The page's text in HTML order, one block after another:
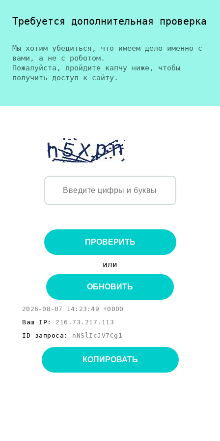
Требуется дополнительная проверка
Мы хотим убедиться, что имеем дело именно с
вами, а не с роботом.
Пожалуйста, пройдите капчу ниже, чтобы
получить доступ к сайту.
ПРОВЕРИТЬ
или
ОБНОВИТЬ
2026-08-07 14:23:49 +0000
Ваш IP: 216.73.217.113
ID запроса: nNSlIcJV7Cg1
КОПИРОВАТЬ